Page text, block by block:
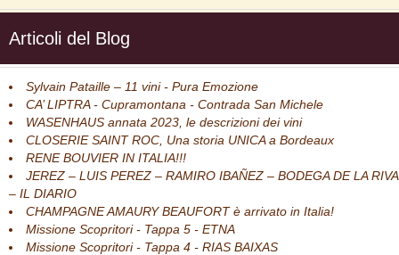
Articoli del Blog
Sylvain Pataille – 11 vini - Pura Emozione
CA’ LIPTRA - Cupramontana - Contrada San Michele
WASENHAUS annata 2023, le descrizioni dei vini
CLOSERIE SAINT ROC, Una storia UNICA a Bordeaux
RENE BOUVIER IN ITALIA!!!
JEREZ – LUIS PEREZ – RAMIRO IBAÑEZ – BODEGA DE LA RIVA
– IL DIARIO
CHAMPAGNE AMAURY BEAUFORT è arrivato in Italia!
Missione Scopritori - Tappa 5 - ETNA
Missione Scopritori - Tappa 4 - RIAS BAIXAS